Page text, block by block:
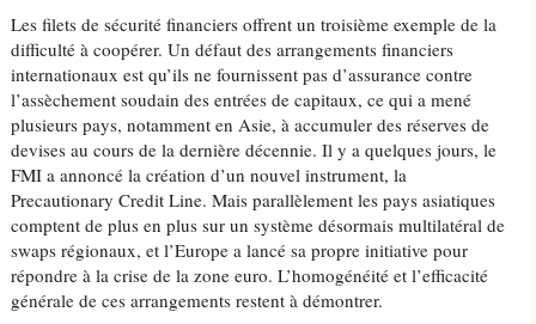
Les filets de sécurité financiers offrent un troisième exemple de la
difficulté à coopérer. Un défaut des arrangements financiers
internationaux est qu’ils ne fournissent pas d’assurance contre
l’assèchement soudain des entrées de capitaux, ce qui a mené
plusieurs pays, notamment en Asie, à accumuler des réserves de
devises au cours de la dernière décennie. Il y a quelques jours, le
FMI a annoncé la création d’un nouvel instrument, la
Precautionary Credit Line. Mais parallèlement les pays asiatiques
comptent de plus en plus sur un système désormais multilatéral de
swaps régionaux, et l’Europe a lancé sa propre initiative pour
répondre à la crise de la zone euro. L’homogénéité et l’efficacité
générale de ces arrangements restent à démontrer.